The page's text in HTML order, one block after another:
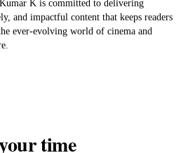
K is committed to delivering
and impactful content that keeps readers
ever-evolving world of cinema and
time